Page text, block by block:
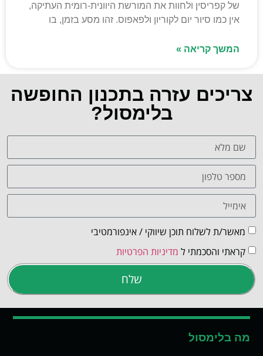
של קפריסין ולחוות את המורשת היוונית-רומית העתיקה,
אין כמו סיור יום לקוריון ולפאפוס. זהו מסע בזמן, בו
המשך קריאה »
צריכים עזרה בתכנון החופשה
בלימסול?
מאשר/ת לשלוח תוכן שיווקי / אינפורמטיבי
קראתי והסכמתי ל מדיניות הפרטיות
שלח
מה בלימסול